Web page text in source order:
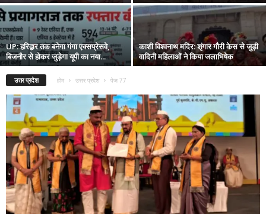
UP: हरिद्वार तक बनेगा गंगा एक्सप्रेसवे,
बिजनौर से होकर जुड़ेगा यूपी का नया...
काशी विश्वनाथ मदिर: शृंगार गौरी केस से जुड़ी
वादिनी महिलाओं ने किया जलाभिषेक
उत्तर प्रदेश होम उत्तर प्रदेश पेज 77